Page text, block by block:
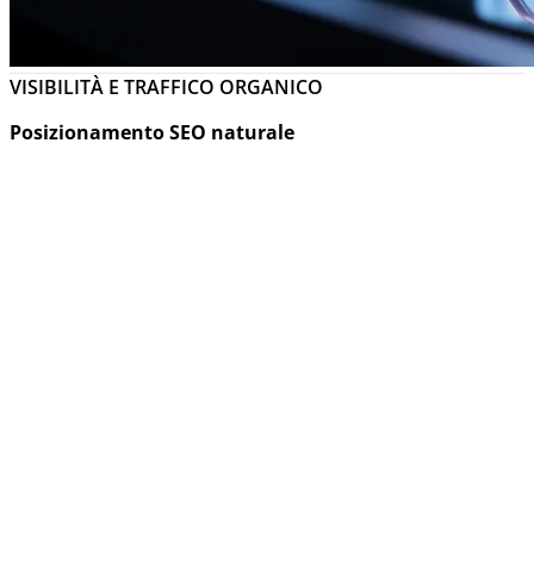
VISIBILITÀ E TRAFFICO ORGANICO
Posizionamento SEO naturale